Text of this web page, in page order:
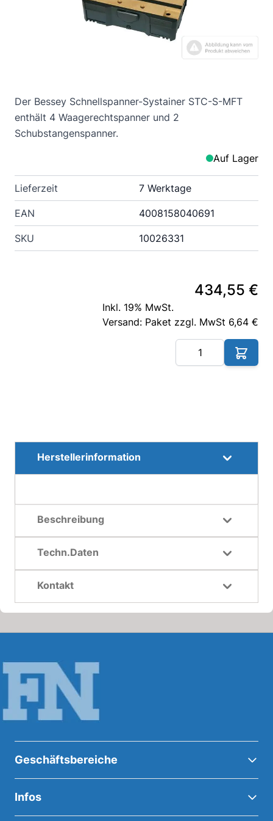
Der Bessey Schnellspanner-Systainer STC-S-MFT
enthält 4 Waagerechtspanner und 2
Schubstangenspanner.
Auf Lager
Lieferzeit 7 Werktage
EAN 4008158040691
SKU 10026331
434,55 €
Inkl. 19% MwSt.
Versand: Paket zzgl. MwSt 6,64 €
Herstellerinformation
Beschreibung
Techn.Daten
Kontakt
Geschäftsbereiche
Infos